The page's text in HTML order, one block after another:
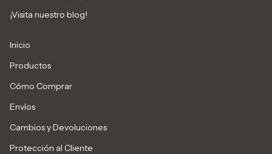
¡Visita nuestro blog!
Inicio
Productos
Cómo Comprar
Envíos
Cambios y Devoluciones
Protección al Cliente